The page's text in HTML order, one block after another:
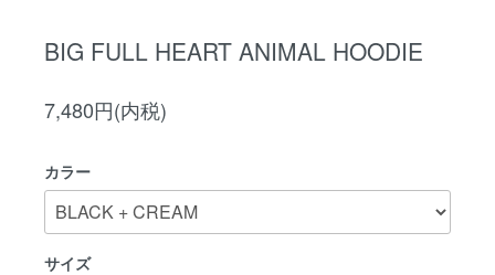
BIG FULL HEART ANIMAL HOODIE
7,480円(内税)
カラー
サイズ